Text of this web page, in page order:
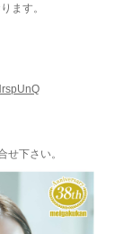
ます。
下さい。